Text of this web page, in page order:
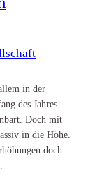
in der
des Jahres
Doch mit
in die Höhe.
doch